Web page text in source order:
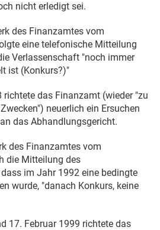
nicht erledigt sei.
des Finanzamtes vom
eine telefonische Mitteilung
Verlassenschaft "noch immer
ist (Konkurs?)"
richtete das Finanzamt (wieder "zu
neuerlich ein Ersuchen
das Abhandlungsgericht.
des Finanzamtes vom
die Mitteilung des
im Jahr 1992 eine bedingte
wurde, "danach Konkurs, keine
17. Februar 1999 richtete das